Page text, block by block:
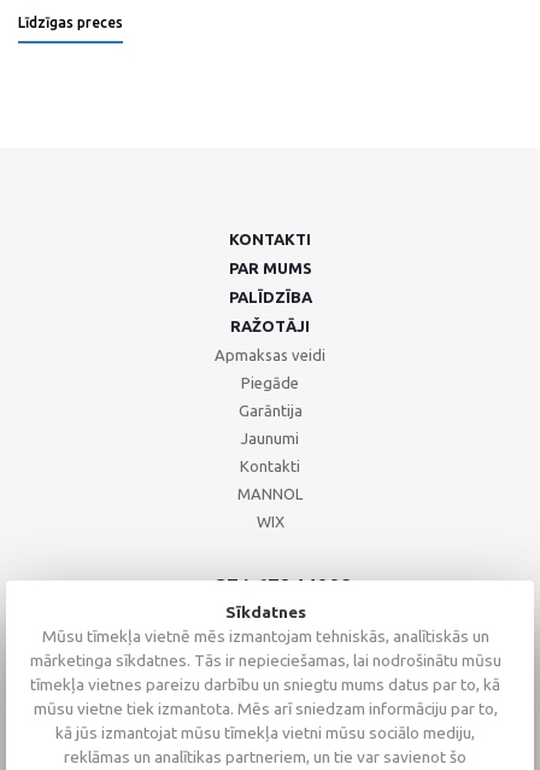
Līdzīgas preces
KONTAKTI
PAR MUMS
PALĪDZĪBA
RAŽOTĀJI
Apmaksas veidi
Piegāde
Garāntija
Jaunumi
Kontakti
MANNOL
WIX
+371 67244008
+371 67271055
+371 26002793
Sīkdatnes
Mūsu tīmekļa vietnē mēs izmantojam tehniskās, analītiskās un
mārketinga sīkdatnes. Tās ir nepieciešamas, lai nodrošinātu mūsu
tīmekļa vietnes pareizu darbību un sniegtu mums datus par to, kā
mūsu vietne tiek izmantota. Mēs arī sniedzam informāciju par to,
kā jūs izmantojat mūsu tīmekļa vietni mūsu sociālo mediju,
reklāmas un analītikas partneriem, un tie var savienot šo